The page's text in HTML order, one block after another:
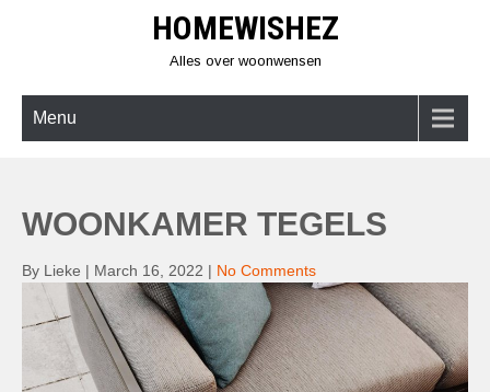
HOMEWISHEZ
Alles over woonwensen
Menu
WOONKAMER TEGELS
By Lieke | March 16, 2022 | No Comments